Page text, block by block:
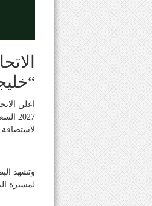
اعلن
لاستضافة
وتشهد
لمسيرة